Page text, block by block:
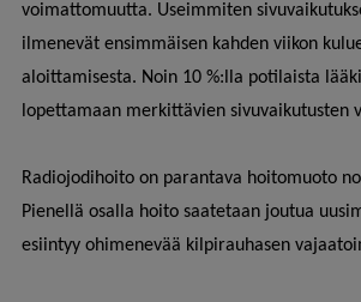
voimattomuutta. Useimmiten
ilmenevät ensimmäisen kahden viikon
aloittamisesta. Noin 10 %:lla potilaista
lopettamaan merkittävien sivuvaikutusten
Radiojodihoito on parantava hoitomuoto
Pienellä osalla hoito saatetaan joutua
esiintyy ohimenevää kilpirauhasen